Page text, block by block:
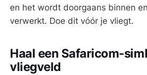
en het wordt doorgaans binnen
verwerkt. Doe dit vóór je vliegt.
Haal een Safaricom-
vliegveld